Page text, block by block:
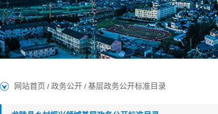
网站首页 / 政务公开 / 基层政务公开标准目录